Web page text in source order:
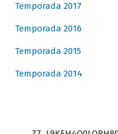
Temporada 2017
Temporada 2016
Temporada 2015
Temporada 2014